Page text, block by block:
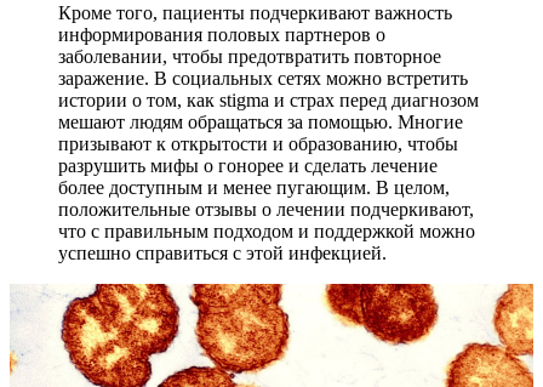
Кроме того, пациенты подчеркивают важность
информирования половых партнеров о
заболевании, чтобы предотвратить повторное
заражение. В социальных сетях можно встретить
истории о том, как stigma и страх перед диагнозом
мешают людям обращаться за помощью. Многие
призывают к открытости и образованию, чтобы
разрушить мифы о гонорее и сделать лечение
более доступным и менее пугающим. В целом,
положительные отзывы о лечении подчеркивают,
что с правильным подходом и поддержкой можно
успешно справиться с этой инфекцией.